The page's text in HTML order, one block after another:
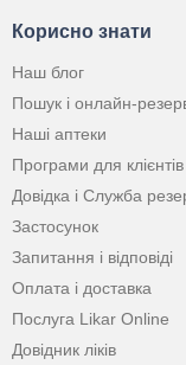
Корисно знати
Наш блог
Пошук і онлайн-
Наші аптеки
Програми для клієнтів
Довідка і Служба
Застосунок
Запитання і відповіді
Оплата і доставка
Послуга Likar Online
Довідник ліків